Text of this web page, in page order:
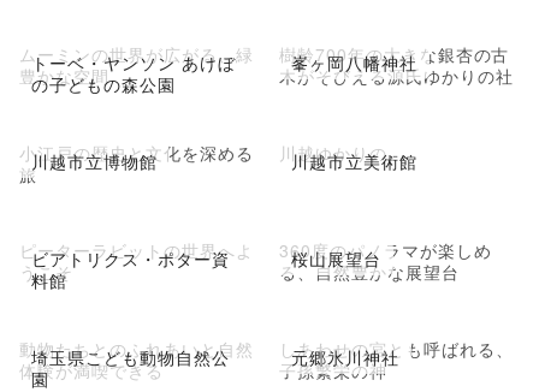
トーベ・ヤンソン あけぼ
の子どもの森公園
ムーミンの世界が広がる、緑
豊かな空間
峯ヶ岡八幡神社
樹齢700年の大きな銀杏の古
木がそびえる源氏ゆかりの社
川越市立博物館
小江戸の歴史と文化を深める
旅
川越市立美術館
川越ゆかりの
ビアトリクス・ポター資
料館
ピーターラビットの世界へよ
うこそ
桜山展望台
360度のパノラマが楽しめ
る、自然豊かな展望台
埼玉県こども動物自然公
園
動物たちとのふれあいと自然
体験が満喫できる
元郷氷川神社
しあわせの宮とも呼ばれる、
子孫繁栄の神